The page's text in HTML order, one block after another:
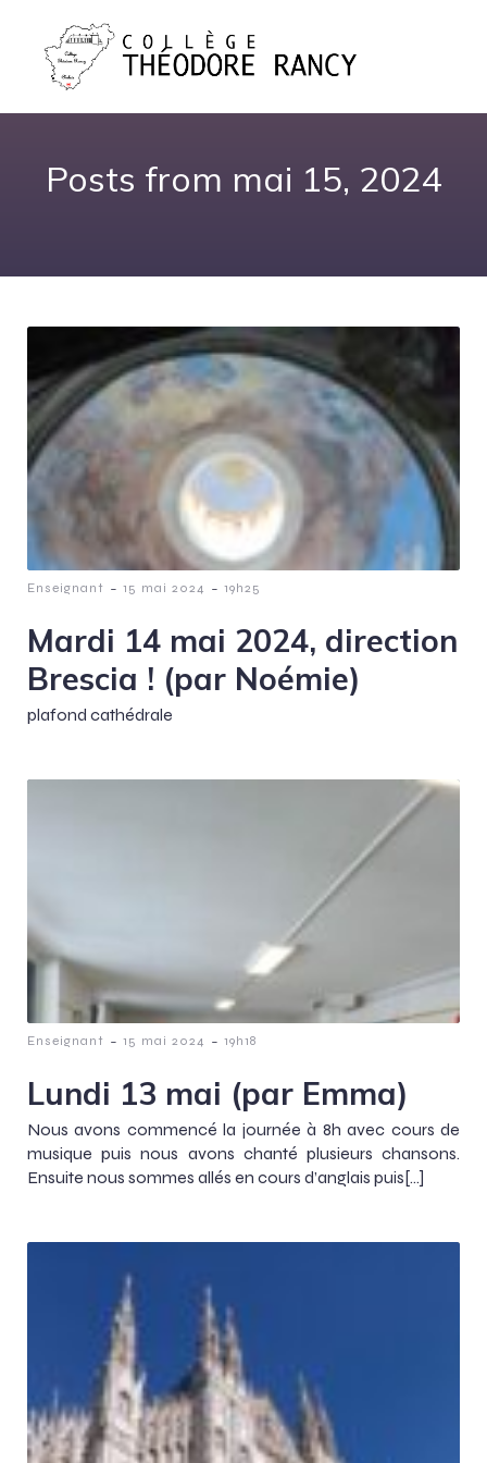
Posts from mai 15, 2024
Enseignant - 15 mai 2024 - 19h25
Mardi 14 mai 2024, direction
Brescia ! (par Noémie)
plafond cathédrale
Enseignant - 15 mai 2024 - 19h18
Lundi 13 mai (par Emma)
Nous avons commencé la journée à 8h avec cours de
musique puis nous avons chanté plusieurs chansons.
Ensuite nous sommes allés en cours d’anglais puis[…]